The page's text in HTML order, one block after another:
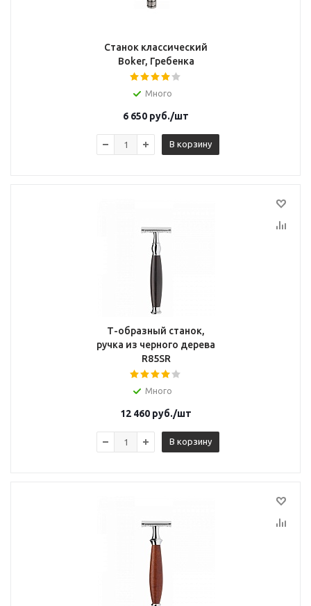
Станок классический
Boker, Гребенка
Много
6 650 руб./шт
В корзину
Т-образный станок,
ручка из черного дерева
R85SR
Много
12 460 руб./шт
В корзину